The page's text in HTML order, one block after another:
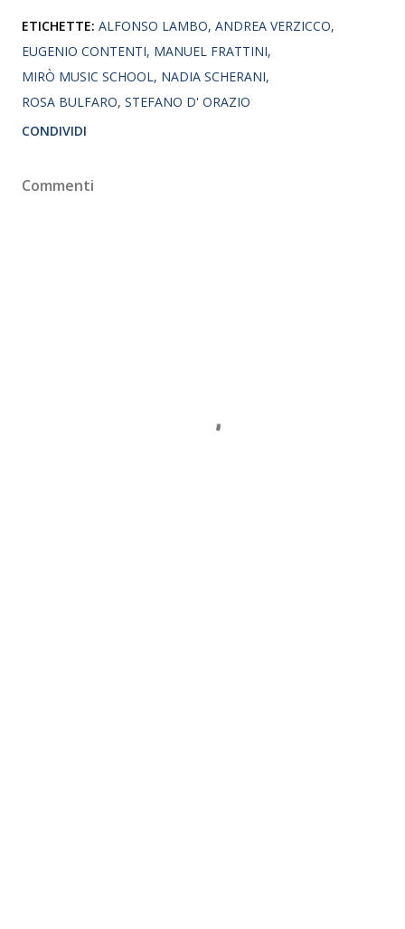
ETICHETTE: ALFONSO LAMBO ANDREA VERZICCO
EUGENIO CONTENTI MANUEL FRATTINI
MIRÒ MUSIC SCHOOL
NADIA SCHERANI
ROSA BULFARO STEFANO D' ORAZIO
CONDIVIDI
Commenti